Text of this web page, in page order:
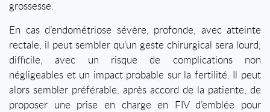
grossesse.
En cas d’endométriose sévère, profonde, avec atteinte
rectale, il peut sembler qu’un geste chirurgical sera lourd,
difficile, avec un risque de complications non
négligeables et un impact probable sur la fertilité. Il peut
alors sembler préférable, après accord de la patiente, de
proposer une prise en charge en FIV d’emblée pour